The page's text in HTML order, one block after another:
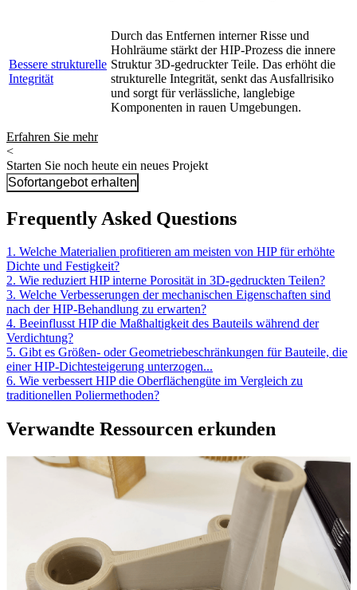
Bessere strukturelle
Integrität
Durch das Entfernen interner Risse und
Hohlräume stärkt der HIP-Prozess die innere
Struktur 3D-gedruckter Teile. Das erhöht die
strukturelle Integrität, senkt das Ausfallrisiko
und sorgt für verlässliche, langlebige
Komponenten in rauen Umgebungen.
Erfahren Sie mehr
<
Starten Sie noch heute ein neues Projekt
Sofortangebot erhalten
Frequently Asked Questions
1. Welche Materialien profitieren am meisten von HIP für erhöhte
Dichte und Festigkeit?
2. Wie reduziert HIP interne Porosität in 3D-gedruckten Teilen?
3. Welche Verbesserungen der mechanischen Eigenschaften sind
nach der HIP-Behandlung zu erwarten?
4. Beeinflusst HIP die Maßhaltigkeit des Bauteils während der
Verdichtung?
5. Gibt es Größen- oder Geometriebeschränkungen für Bauteile, die
einer HIP-Dichtesteigerung unterzogen...
6. Wie verbessert HIP die Oberflächengüte im Vergleich zu
traditionellen Poliermethoden?
Verwandte Ressourcen erkunden